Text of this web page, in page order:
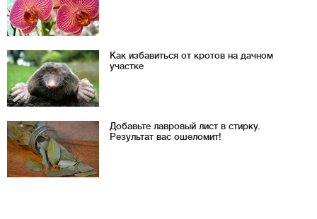
Как избавиться от кротов на дачном
участке
Добавьте лавровый лист в стирку.
Результат вас ошеломит!